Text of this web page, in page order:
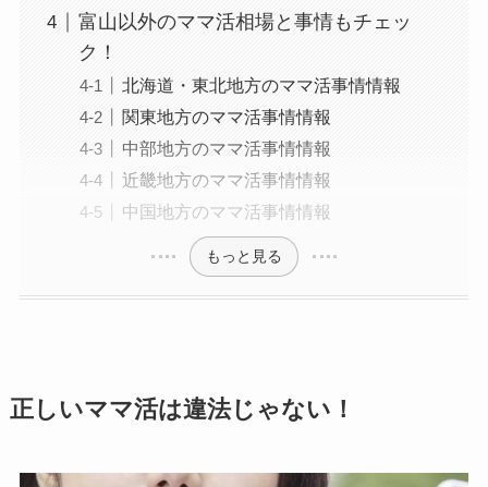
富山以外のママ活相場と事情もチェッ
ク！
北海道・東北地方のママ活事情情報
関東地方のママ活事情情報
中部地方のママ活事情情報
近畿地方のママ活事情情報
中国地方のママ活事情情報
もっと見る
正しいママ活は違法じゃない！